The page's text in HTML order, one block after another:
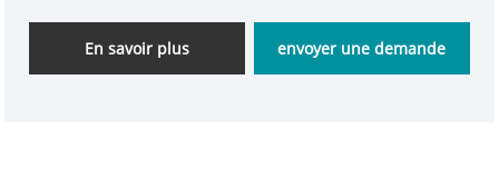
de nouage durables, les filets de protection anti-
oiseaux sont légers, résistants aux intempéries et
En savoir plus envoyer une demande